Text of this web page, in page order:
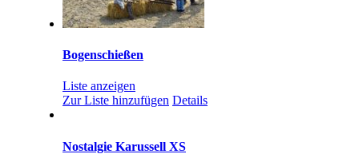
Bogenschießen
Liste anzeigen
Zur Liste hinzufügen Details
Nostalgie Karussell XS